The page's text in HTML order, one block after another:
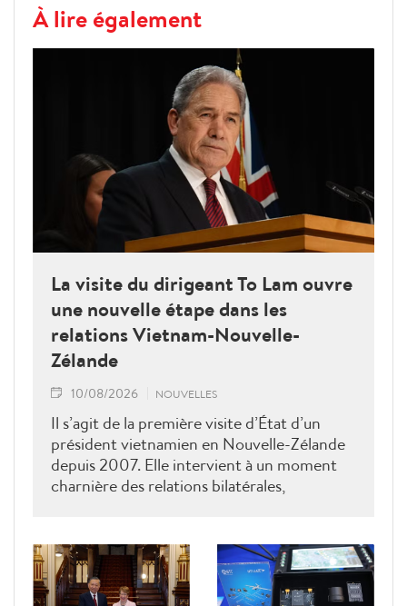
À lire également
La visite du dirigeant To Lam ouvre
une nouvelle étape dans les
relations Vietnam-Nouvelle-
Zélande
10/08/2026 NOUVELLES
Il s’agit de la première visite d’État d’un
président vietnamien en Nouvelle-Zélande
depuis 2007. Elle intervient à un moment
charnière des relations bilatérales,
la coopération au développement, de la
sécurité et des échanges entre les peuples, a
déclaré le ministre néo-zélandais des